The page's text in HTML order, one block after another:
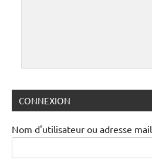
CONNEXION
Nom d'utilisateur ou adresse mail